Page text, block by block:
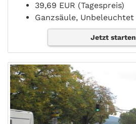
39,69 EUR (Tagespreis)
Ganzsäule, Unbeleuchtet
Jetzt starten